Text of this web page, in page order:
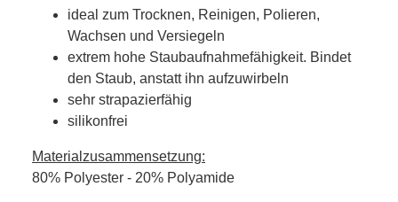
ideal zum Trocknen, Reinigen, Polieren,
Wachsen und Versiegeln
extrem hohe Staubaufnahmefähigkeit. Bindet
den Staub, anstatt ihn aufzuwirbeln
sehr strapazierfähig
silikonfrei
Materialzusammensetzung:
80% Polyester - 20% Polyamide